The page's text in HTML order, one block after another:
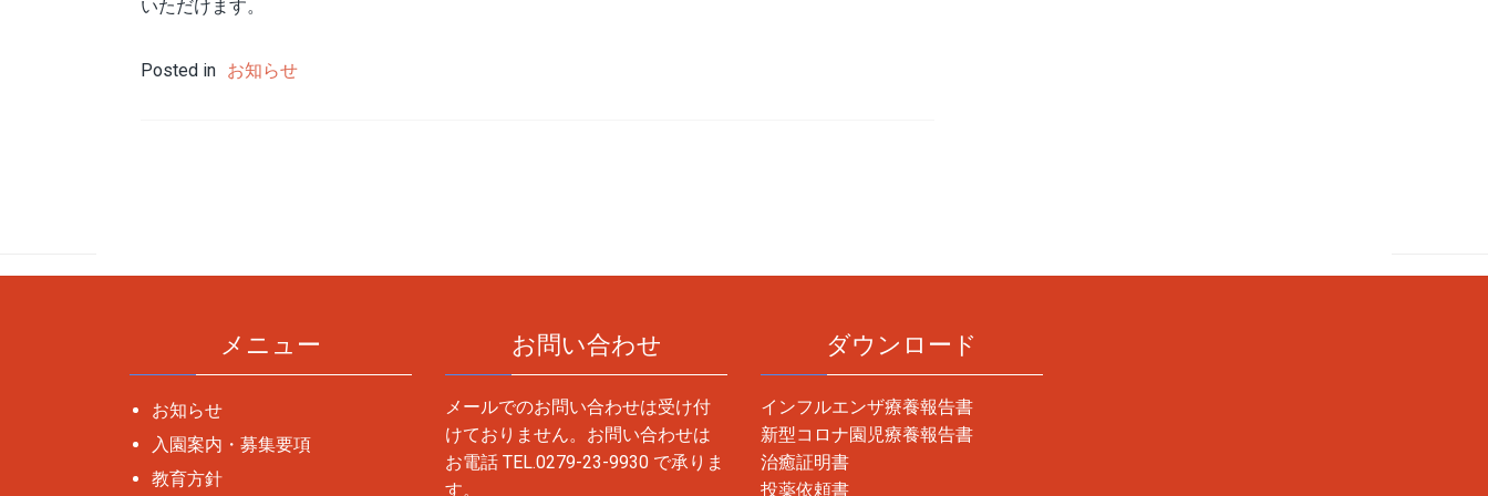
いただけます。
Posted in お知らせ
ビ
シ
ョ
ン
メニュー
お知らせ
入園案内・募集要項
教育方針
お問い合わせ
メールでのお問い合わせは受け付
けておりません。お問い合わせは
お電話 TEL.0279-23-9930 で承りま
す。
ダウンロード
インフルエンザ療養報告書
新型コロナ園児療養報告書
治癒証明書
投薬依頼書